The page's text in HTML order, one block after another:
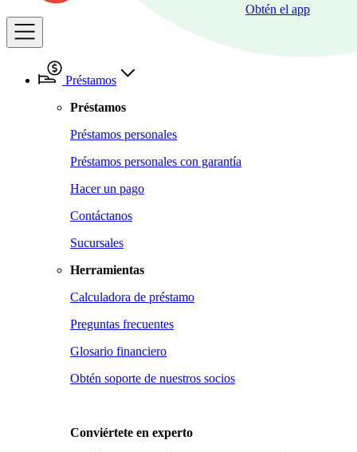
Obtén el app
Préstamos
Préstamos
Préstamos personales
Préstamos personales con garantía
Hacer un pago
Contáctanos
Sucursales
Herramientas
Calculadora de préstamo
Preguntas frecuentes
Glosario financiero
Obtén soporte de nuestros socios
Conviértete en experto